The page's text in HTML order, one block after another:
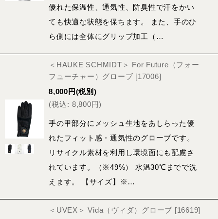
優れた保温性、通気性、防臭性で汗をかい
ても快適な状態を保ちます。 また、手のひ
ら側には全体にグリップ加工（…
＜HAUKE SCHMIDT＞ For Future（フォー
フューチャー）グローブ [17006]
8,000 円(税別)
(税込: 8,800円)
手の甲部分にメッシュ生地をあしらった優
れたフィット感・通気性のグローブです。
リサイクル素材を利用し環境面にも配慮さ
れています。（※49%） 水温30℃までで洗
えます。 【サイズ】※…
＜UVEX＞ Vida（ヴィダ）グローブ [16619]